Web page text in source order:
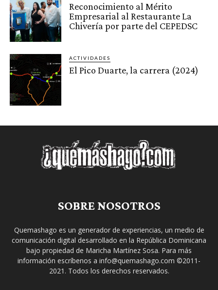
Reconocimiento al Mérito
Empresarial al Restaurante La
Chivería por parte del CEPEDSC
ACTIVIDADES
El Pico Duarte, la carrera (2024)
SOBRE NOSOTROS
Quemashago es un generador de experiencias, un medio de
comunicación digital desarrollado en la República Dominicana
bajo propiedad de Maricha Martínez Sosa. Para más
información escríbenos a info@quemashago.com ©2011-
2021. Todos los derechos reservados.